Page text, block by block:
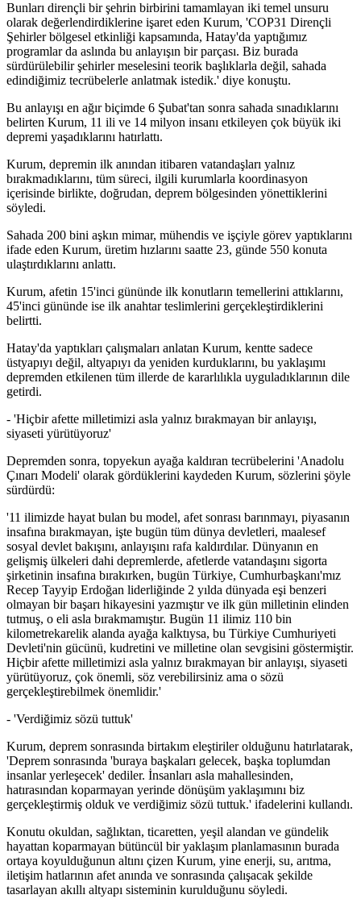
Bunları dirençli bir şehrin birbirini tamamlayan iki temel unsuru
olarak değerlendirdiklerine işaret eden Kurum, 'COP31 Dirençli
Şehirler bölgesel etkinliği kapsamında, Hatay'da yaptığımız
programlar da aslında bu anlayışın bir parçası. Biz burada
sürdürülebilir şehirler meselesini teorik başlıklarla değil, sahada
edindiğimiz tecrübelerle anlatmak istedik.' diye konuştu.
Bu anlayışı en ağır biçimde 6 Şubat'tan sonra sahada sınadıklarını
belirten Kurum, 11 ili ve 14 milyon insanı etkileyen çok büyük iki
depremi yaşadıklarını hatırlattı.
Kurum, depremin ilk anından itibaren vatandaşları yalnız
bırakmadıklarını, tüm süreci, ilgili kurumlarla koordinasyon
içerisinde birlikte, doğrudan, deprem bölgesinden yönettiklerini
söyledi.
Sahada 200 bini aşkın mimar, mühendis ve işçiyle görev yaptıklarını
ifade eden Kurum, üretim hızlarını saatte 23, günde 550 konuta
ulaştırdıklarını anlattı.
Kurum, afetin 15'inci gününde ilk konutların temellerini attıklarını,
45'inci gününde ise ilk anahtar teslimlerini gerçekleştirdiklerini
belirtti.
Hatay'da yaptıkları çalışmaları anlatan Kurum, kentte sadece
üstyapıyı değil, altyapıyı da yeniden kurduklarını, bu yaklaşımı
depremden etkilenen tüm illerde de kararlılıkla uyguladıklarının dile
getirdi.
- 'Hiçbir afette milletimizi asla yalnız bırakmayan bir anlayışı,
siyaseti yürütüyoruz'
Depremden sonra, topyekun ayağa kaldıran tecrübelerini 'Anadolu
Çınarı Modeli' olarak gördüklerini kaydeden Kurum, sözlerini şöyle
sürdürdü:
'11 ilimizde hayat bulan bu model, afet sonrası barınmayı, piyasanın
insafına bırakmayan, işte bugün tüm dünya devletleri, maalesef
sosyal devlet bakışını, anlayışını rafa kaldırdılar. Dünyanın en
gelişmiş ülkeleri dahi depremlerde, afetlerde vatandaşını sigorta
şirketinin insafına bırakırken, bugün Türkiye, Cumhurbaşkanı'mız
Recep Tayyip Erdoğan liderliğinde 2 yılda dünyada eşi benzeri
olmayan bir başarı hikayesini yazmıştır ve ilk gün milletinin elinden
tutmuş, o eli asla bırakmamıştır. Bugün 11 ilimiz 110 bin
kilometrekarelik alanda ayağa kalktıysa, bu Türkiye Cumhuriyeti
Devleti'nin gücünü, kudretini ve milletine olan sevgisini göstermiştir.
Hiçbir afette milletimizi asla yalnız bırakmayan bir anlayışı, siyaseti
yürütüyoruz, çok önemli, söz verebilirsiniz ama o sözü
gerçekleştirebilmek önemlidir.'
- 'Verdiğimiz sözü tuttuk'
Kurum, deprem sonrasında birtakım eleştiriler olduğunu hatırlatarak,
'Deprem sonrasında 'buraya başkaları gelecek, başka toplumdan
insanlar yerleşecek' dediler. İnsanları asla mahallesinden,
hatırasından koparmayan yerinde dönüşüm yaklaşımını biz
gerçekleştirmiş olduk ve verdiğimiz sözü tuttuk.' ifadelerini kullandı.
Konutu okuldan, sağlıktan, ticaretten, yeşil alandan ve gündelik
hayattan koparmayan bütüncül bir yaklaşım planlamasının burada
ortaya koyulduğunun altını çizen Kurum, yine enerji, su, arıtma,
iletişim hatlarının afet anında ve sonrasında çalışacak şekilde
tasarlayan akıllı altyapı sisteminin kurulduğunu söyledi.